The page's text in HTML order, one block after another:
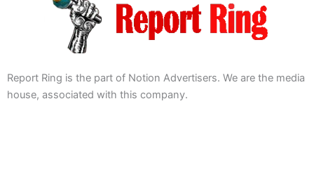
Report Ring is the part of Notion Advertisers. We are the media
house, associated with this company.